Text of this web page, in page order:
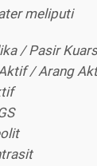
meliputi
/ Pasir
/ Arang